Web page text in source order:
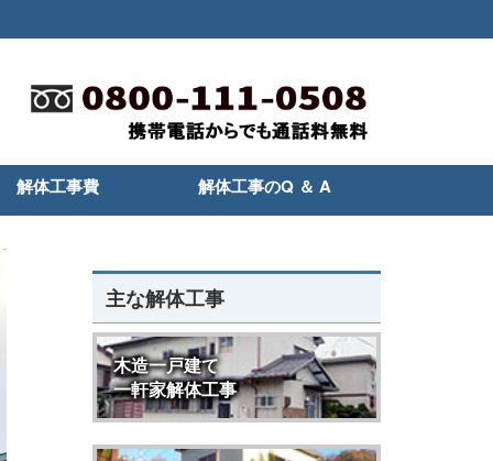
解体工事費 解体工事のQ ＆ A
主な解体工事
木造一戸建て
一軒家解体工事